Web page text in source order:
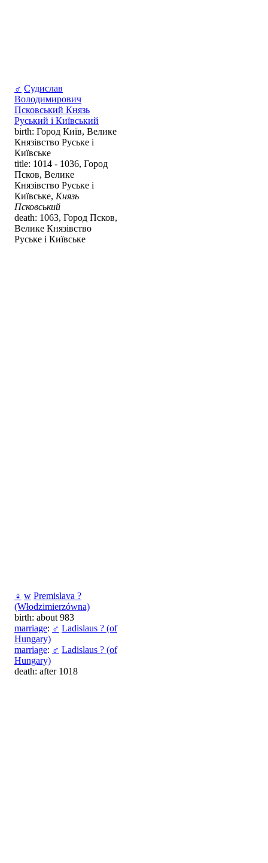
♂ Судислав
Володимирович
Псковський Князь
Руський і Київський
birth: Город Київ, Велике
Князівство Руське і
Київське
title: 1014 - 1036, Город
Псков, Велике
Князівство Руське і
Київське, Князь
Псковський
death: 1063, Город Псков,
Велике Князівство
Руське і Київське
♀ w Premislava ?
(Włodzimierzówna)
birth: about 983
marriage: ♂ Ladislaus ? (of
Hungary)
marriage: ♂ Ladislaus ? (of
Hungary)
death: after 1018